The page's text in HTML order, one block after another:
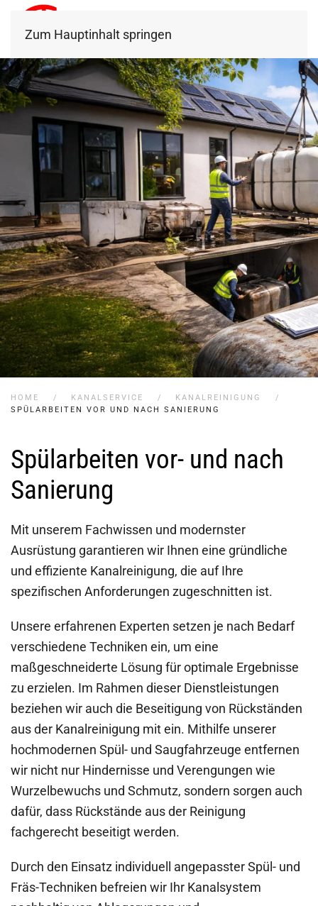
Zum Hauptinhalt springen
HOME KANALSERVICE
KANALREINIGUNG
SPÜLARBEITEN VOR UND NACH SANIERUNG
Spülarbeiten vor- und nach
Sanierung
Mit unserem Fachwissen und modernster
Ausrüstung garantieren wir Ihnen eine gründliche
und effiziente Kanalreinigung, die auf Ihre
spezifischen Anforderungen zugeschnitten ist.
Unsere erfahrenen Experten setzen je nach Bedarf
verschiedene Techniken ein, um eine
maßgeschneiderte Lösung für optimale Ergebnisse
zu erzielen. Im Rahmen dieser Dienstleistungen
beziehen wir auch die Beseitigung von Rückständen
aus der Kanalreinigung mit ein. Mithilfe unserer
hochmodernen Spül- und Saugfahrzeuge entfernen
wir nicht nur Hindernisse und Verengungen wie
Wurzelbewuchs und Schmutz, sondern sorgen auch
dafür, dass Rückstände aus der Reinigung
fachgerecht beseitigt werden.
Durch den Einsatz individuell angepasster Spül- und
Fräs-Techniken befreien wir Ihr Kanalsystem